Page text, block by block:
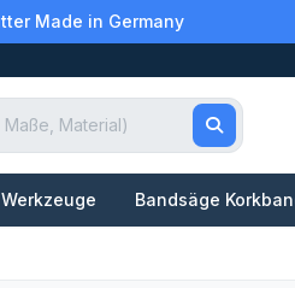
Made in Germany
Bandsäge